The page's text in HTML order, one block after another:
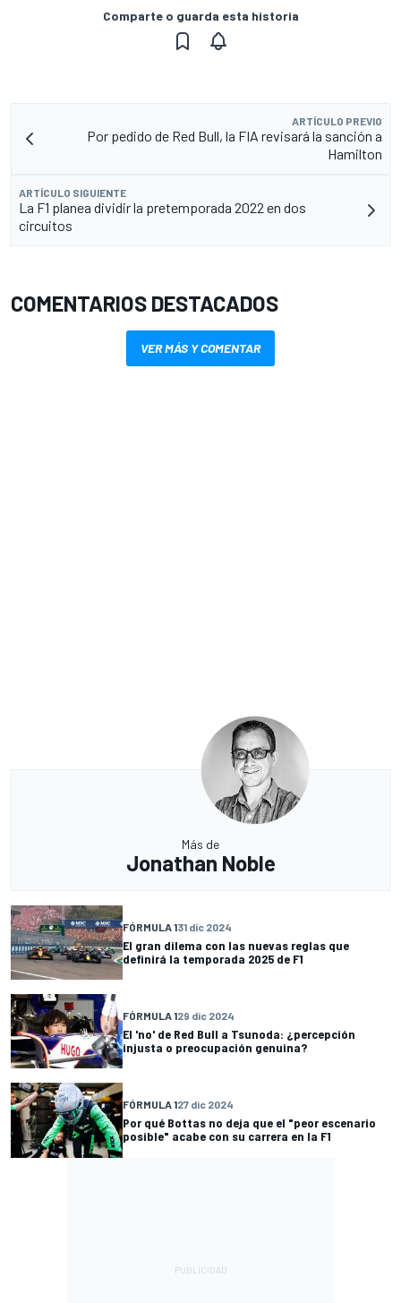
Comparte o guarda esta historia
ARTÍCULO PREVIO
Por pedido de Red Bull, la FIA revisará la sanción a
Hamilton
ARTÍCULO SIGUIENTE
La F1 planea dividir la pretemporada 2022 en dos
circuitos
COMENTARIOS DESTACADOS
VER MÁS Y COMENTAR
Más de
Jonathan Noble
FÓRMULA 131 dic 2024
El gran dilema con las nuevas reglas que
definirá la temporada 2025 de F1
FÓRMULA 129 dic 2024
El 'no' de Red Bull a Tsunoda: ¿percepción
injusta o preocupación genuina?
FÓRMULA 127 dic 2024
Por qué Bottas no deja que el "peor escenario
posible" acabe con su carrera en la F1